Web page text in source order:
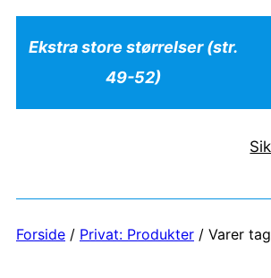
Ekstra store størrelser (str.
49-52)
Forside / Privat: Produkter / Varer